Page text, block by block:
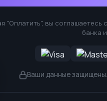
"Оплатить", вы соглашаетесь
банка
Ваши данные защищены.